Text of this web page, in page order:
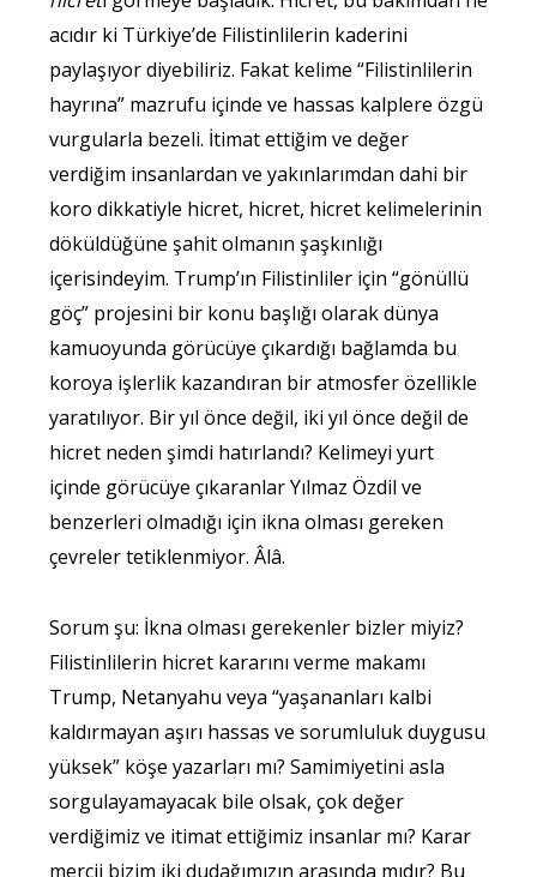
acıdır ki Türkiye’de Filistinlilerin kaderini
paylaşıyor diyebiliriz. Fakat kelime “Filistinlilerin
hayrına” mazrufu içinde ve hassas kalplere özgü
vurgularla bezeli. İtimat ettiğim ve değer
verdiğim insanlardan ve yakınlarımdan dahi bir
koro dikkatiyle hicret, hicret, hicret kelimelerinin
döküldüğüne şahit olmanın şaşkınlığı
içerisindeyim. Trump’ın Filistinliler için “gönüllü
göç” projesini bir konu başlığı olarak dünya
kamuoyunda görücüye çıkardığı bağlamda bu
koroya işlerlik kazandıran bir atmosfer özellikle
yaratılıyor. Bir yıl önce değil, iki yıl önce değil de
hicret neden şimdi hatırlandı? Kelimeyi yurt
içinde görücüye çıkaranlar Yılmaz Özdil ve
benzerleri olmadığı için ikna olması gereken
çevreler tetiklenmiyor. Âlâ.
Sorum şu: İkna olması gerekenler bizler miyiz?
Filistinlilerin hicret kararını verme makamı
Trump, Netanyahu veya “yaşananları kalbi
kaldırmayan aşırı hassas ve sorumluluk duygusu
yüksek” köşe yazarları mı? Samimiyetini asla
sorgulayamayacak bile olsak, çok değer
verdiğimiz ve itimat ettiğimiz insanlar mı? Karar
mercii bizim iki dudağımızın arasında mıdır? Bu